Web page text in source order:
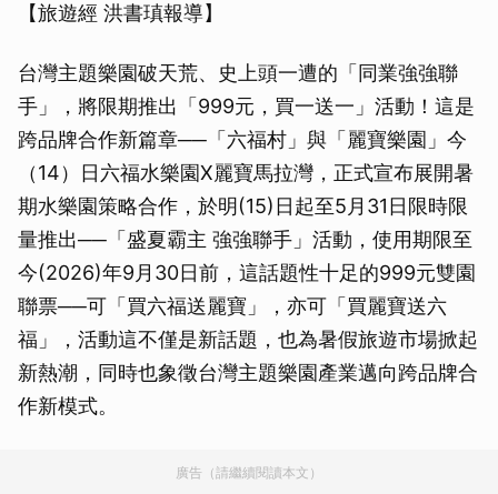
【旅遊經 洪書瑱報導】
台灣主題樂園破天荒、史上頭一遭的「同業強強聯
手」，將限期推出「999元，買一送一」活動！這是
跨品牌合作新篇章──「六福村」與「麗寶樂園」今
（14）日六福水樂園X麗寶馬拉灣，正式宣布展開暑
期水樂園策略合作，於明(15)日起至5月31日限時限
量推出──「盛夏霸主 強強聯手」活動，使用期限至
今(2026)年9月30日前，這話題性十足的999元雙園
聯票──可「買六福送麗寶」，亦可「買麗寶送六
福」，活動這不僅是新話題，也為暑假旅遊市場掀起
新熱潮，同時也象徵台灣主題樂園產業邁向跨品牌合
作新模式。
廣告（請繼續閱讀本文）